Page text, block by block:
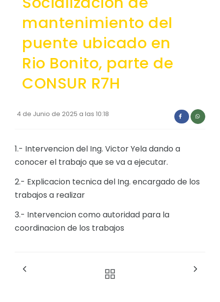
GESTIÓN ADMINISTRATIVA
Plan de desarrollo y Ordenamiento Territorial -
Plan Anual Contratación - PAC
Plan Operativo Anual - POA
Procesos de contratación
Ejecución Presupuestaria
Obras y proyectos
mantenimiento del
puente ubicado en
Rio Bonito, parte de
CONSUR R7H
4 de Junio de 2025 a las 10:18
1.- Intervencion del Ing. Victor Yela dando a
conocer el trabajo que se va a ejecutar.
2.- Explicacion tecnica del Ing. encargado de los
trabajos a realizar
3.- Intervencion como autoridad para la
coordinacion de los trabajos